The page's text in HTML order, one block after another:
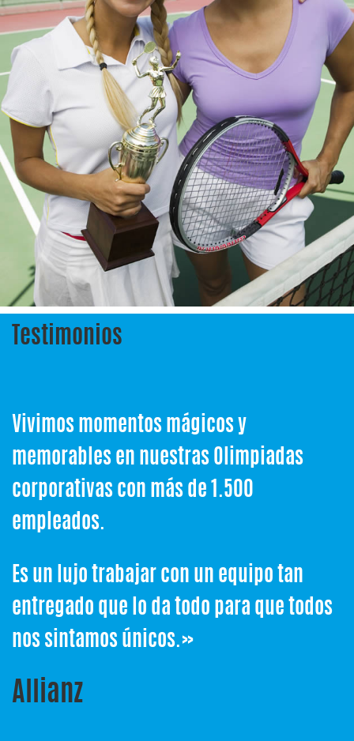
Testimonios
Vivimos momentos mágicos y
memorables en nuestras Olimpiadas
corporativas con más de 1.500
empleados.
Es un lujo trabajar con un equipo tan
entregado que lo da todo para que todos
nos sintamos únicos.»
Allianz